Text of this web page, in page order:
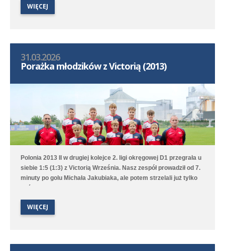
Lampart Komorniki/Dębiec.
WIĘCEJ
31.03.2026
Porażka młodzików z Victorią (2013)
Polonia 2013 II w drugiej kolejce 2. ligi okręgowej D1 przegrała u
siebie 1:5 (1:3) z Victorią Września. Nasz zespół prowadził od 7.
minuty po golu Michała Jakubiaka, ale potem strzelali już tylko
WIĘCEJ